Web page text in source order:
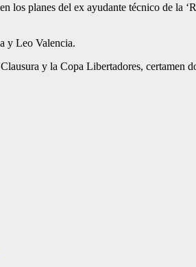
los planes del ex ayudante técnico de la
y Leo Valencia.
y la Copa Libertadores, certamen